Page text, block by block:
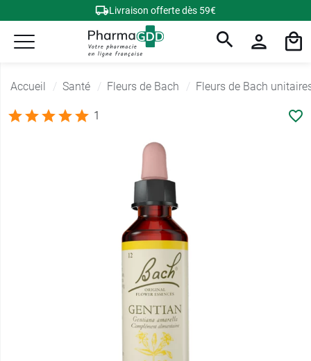
Livraison offerte dès 59€
Accueil Santé Fleurs de Bach Fleurs de Bach
1